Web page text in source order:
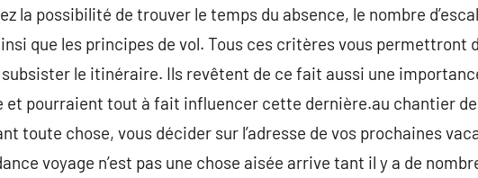
la possibilité de trouver le temps du absence, le nombre
que les principes de vol. Tous ces critères vous permettront
le itinéraire. Ils revêtent de ce fait aussi une
et pourraient tout à fait influencer cette dernière.au chantier
toute chose, vous décider sur l’adresse de vos prochaines
voyage n’est pas une chose aisée arrive tant il y a de